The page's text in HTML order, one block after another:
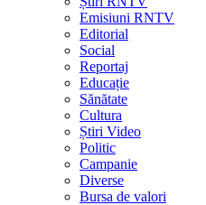
Emisiuni RNTV
Editorial
Social
Reportaj
Educație
Sănătate
Cultura
Știri Video
Politic
Campanie
Diverse
Bursa de valori